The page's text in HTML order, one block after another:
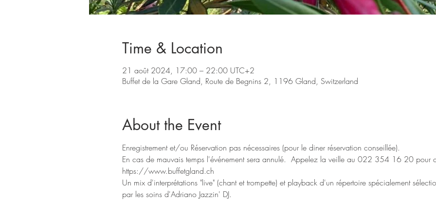
Time & Location
21 août 2024, 17:00 – 22:00 UTC+2
Buffet de la Gare Gland, Route de Begnins 2, 1196 Gland, Switzerland
About the Event
Enregistrement et/ou Réservation pas nécessaires (pour le diner réservation conseillée).
En cas de mauvais temps l'événement sera annulé.  Appelez la veille au 022 354 16 20 pour
https://www.buffetgland.ch
Un mix d'interprétations "live" (chant et trompette) et playback d'un répertoire spécialement
par les soins d'Adriano Jazzin' DJ.